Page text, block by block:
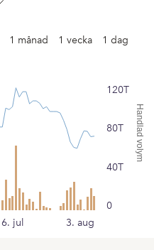
1 månad 1 vecka 1 dag
Handlad volym
6. jul 3. aug
0
40T
80T
120T